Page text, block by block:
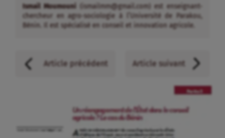
Ismail Moumouni
(ismailmm@gmail.com) est enseignant-
chercheur en agro-sociologie à l’Université de Parakou,
Bénin. Il est spécialisé en conseil et innovation agricole.
Article précédent Article suivant